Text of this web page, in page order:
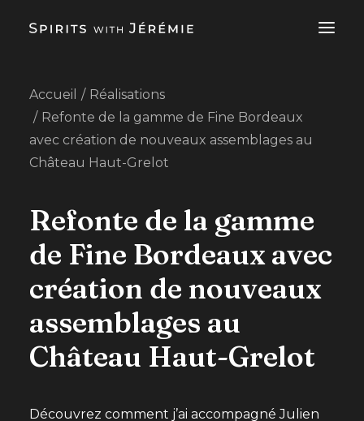
SERVICES EN CONSULTING POUR SPIRITUEUX
À PROPOS
FR
Accueil
Réalisations
Refonte de la gamme de Fine Bordeaux
avec création de nouveaux assemblages au
Château Haut-Grelot
Refonte de la gamme
de Fine Bordeaux avec
création de nouveaux
assemblages au
Château Haut-Grelot
Découvrez comment j’ai accompagné Julien